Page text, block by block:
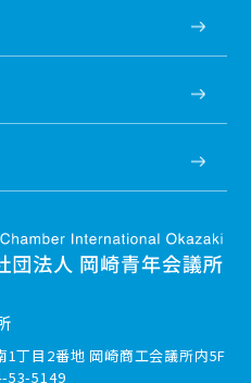
丁目2番地 岡崎商工会議所内5F
53-5149